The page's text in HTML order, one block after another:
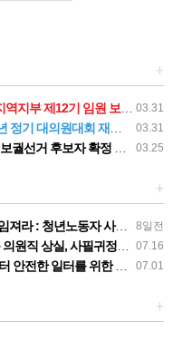
+
03.31
기 임원 보궐선거결과 공고
03.31
대의원대회 재소집 건
03.25
선거 후보자 확정 공고
+
8일전
한 진상규명과 재발방지 대책 마련하라
07.16
직 상실, 사필귀정이다
07.01
원지역본부 폭염감시단 선포 기자회견
+